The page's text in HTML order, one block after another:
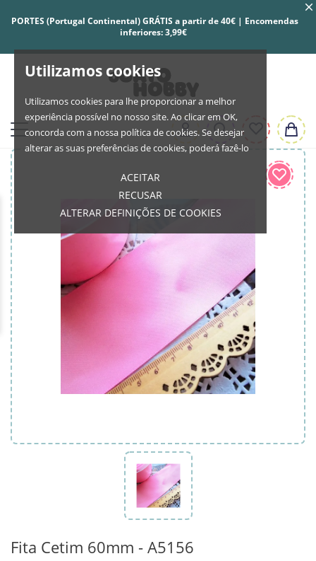
Utilizamos cookies
Utilizamos cookies para lhe proporcionar a melhor
experiência possível no nosso site. Ao clicar em OK,
concorda com a nossa política de cookies. Se desejar
alterar as suas preferências de cookies, poderá fazê-lo
ACEITAR
RECUSAR
ALTERAR DEFINIÇÕES DE COOKIES
PORTES (Portugal Continental) GRÁTIS a partir de 40€ | Encomendas
inferiores: 3,99€
Fita Cetim 60mm - A5156